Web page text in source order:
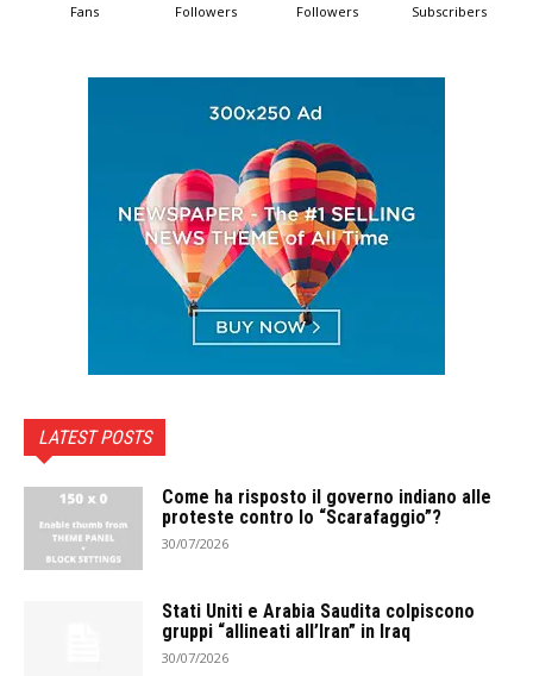
Fans Followers Followers Subscribers
LATEST POSTS
Come ha risposto il governo indiano alle
proteste contro lo “Scarafaggio”?
30/07/2026
Stati Uniti e Arabia Saudita colpiscono
gruppi “allineati all’Iran” in Iraq
30/07/2026